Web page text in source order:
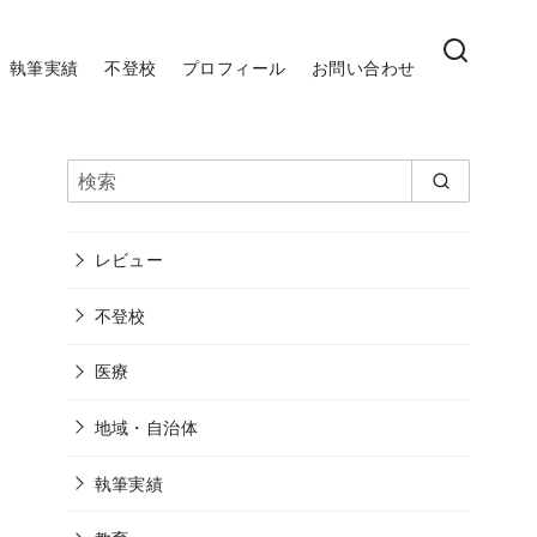
執筆実績 不登校 プロフィール お問い合わせ
レビュー
不登校
医療
地域・自治体
執筆実績